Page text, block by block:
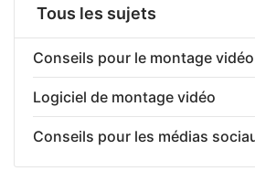
Tous les sujets
Conseils pour le montage vidéo
Logiciel de montage vidéo
Conseils pour les médias